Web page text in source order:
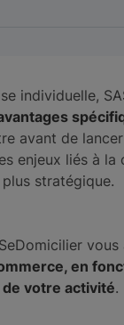
individuelle,
avant de
enjeux liés à
stratégique.
en
votre activité.